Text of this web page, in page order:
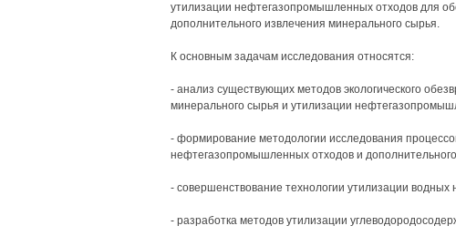
утилизации нефтегазопромышленных отходов для
дополнительного извлечения минерального сырья.
К основным задачам исследования относятся:
- анализ существующих методов экологического
минерального сырья и утилизации
- формирование методологии исследования
нефтегазопромышленных отходов и
- совершенствование технологии утилизации
- разработка методов утилизации